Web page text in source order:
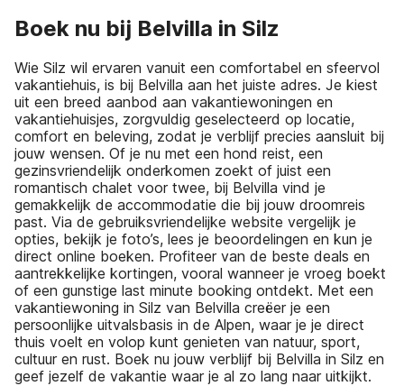
Boek nu bij Belvilla in Silz
Wie Silz wil ervaren vanuit een comfortabel en sfeervol
vakantiehuis, is bij Belvilla aan het juiste adres. Je kiest
uit een breed aanbod aan vakantiewoningen en
vakantiehuisjes, zorgvuldig geselecteerd op locatie,
comfort en beleving, zodat je verblijf precies aansluit bij
jouw wensen. Of je nu met een hond reist, een
gezinsvriendelijk onderkomen zoekt of juist een
romantisch chalet voor twee, bij Belvilla vind je
gemakkelijk de accommodatie die bij jouw droomreis
past. Via de gebruiksvriendelijke website vergelijk je
opties, bekijk je foto’s, lees je beoordelingen en kun je
direct online boeken. Profiteer van de beste deals en
aantrekkelijke kortingen, vooral wanneer je vroeg boekt
of een gunstige last minute booking ontdekt. Met een
vakantiewoning in Silz van Belvilla creëer je een
persoonlijke uitvalsbasis in de Alpen, waar je je direct
thuis voelt en volop kunt genieten van natuur, sport,
cultuur en rust. Boek nu jouw verblijf bij Belvilla in Silz en
geef jezelf de vakantie waar je al zo lang naar uitkijkt.